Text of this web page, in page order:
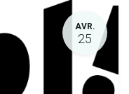
AVR.
25